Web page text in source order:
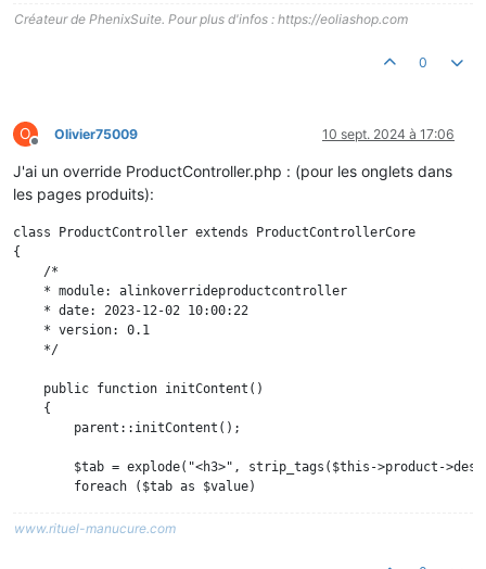
Créateur de PhenixSuite. Pour plus d'infos : https://eoliashop.com
0
O
Hors-ligne
Olivier75009 10 sept. 2024 à 17:06
J'ai un override ProductController.php : (pour les onglets dans
les pages produits):
class ProductController extends ProductControllerCore
{
    /*
    * module: alinkoverrideproductcontroller
    * date: 2023-12-02 10:00:22
    * version: 0.1
    */
    public function initContent()
    {
        parent::initContent();
$tab = explode("<h3>", strip_tags($this->product-
        foreach ($tab as $value)
          if(strpos($value,'</h3>')>0)
www.rituel-manucure.com